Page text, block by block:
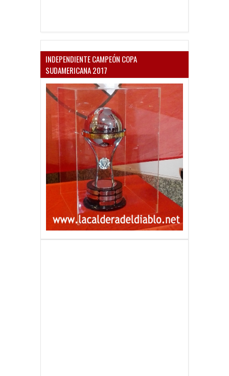
INDEPENDIENTE CAMPEÓN COPA
SUDAMERICANA 2017